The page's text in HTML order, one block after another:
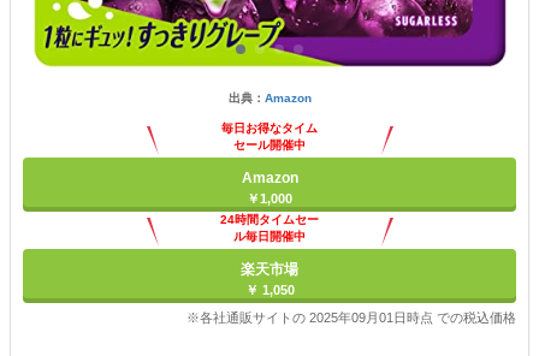
出典： Amazon
毎日お得なタイム
セール開催中
Amazon
￥1,000
24時間タイムセー
ル毎日開催中
楽天市場
￥ 1,050
※各社通販サイトの 2025年09月01日時点 での税込価格